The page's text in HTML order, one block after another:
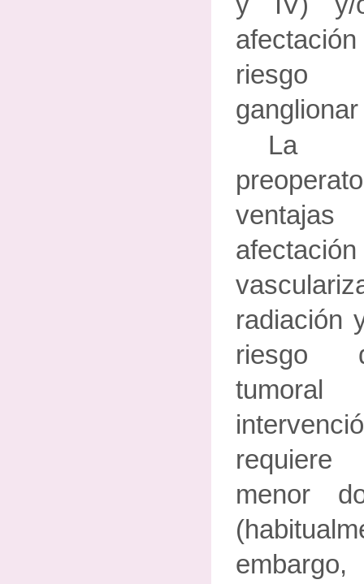
riesgo
La
radiación
riesgo
menor